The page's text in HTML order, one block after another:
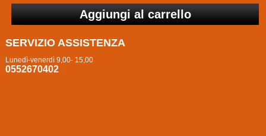
SERVIZIO ASSISTENZA
Lunedì-venerdì 9,00- 15,00
0552670402